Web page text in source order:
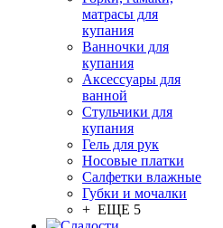
матрасы для
купания
Ванночки для
купания
Аксессуары для
ванной
Стульчики для
купания
Гель для рук
Носовые платки
Салфетки влажные
Губки и мочалки
+ ЕЩЕ 5